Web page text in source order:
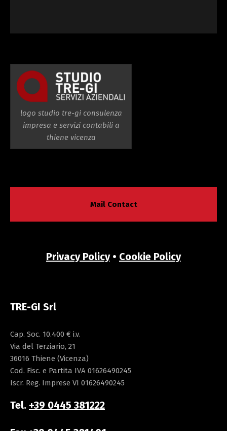
logo studio tre-gi consulenza
impresa e servizi contabili a
thiene vicenza
Mail Contact
Privacy Policy• Cookie Policy
TRE-GI Srl
Cap. Soc. 10.400 € i.v.
Via del Terziario, 21
36016 Thiene (Vicenza)
Cod. Fisc. e Partita IVA 01626490245
Iscr. Reg. Imprese VI 01626490245
Tel. +39 0445 381222